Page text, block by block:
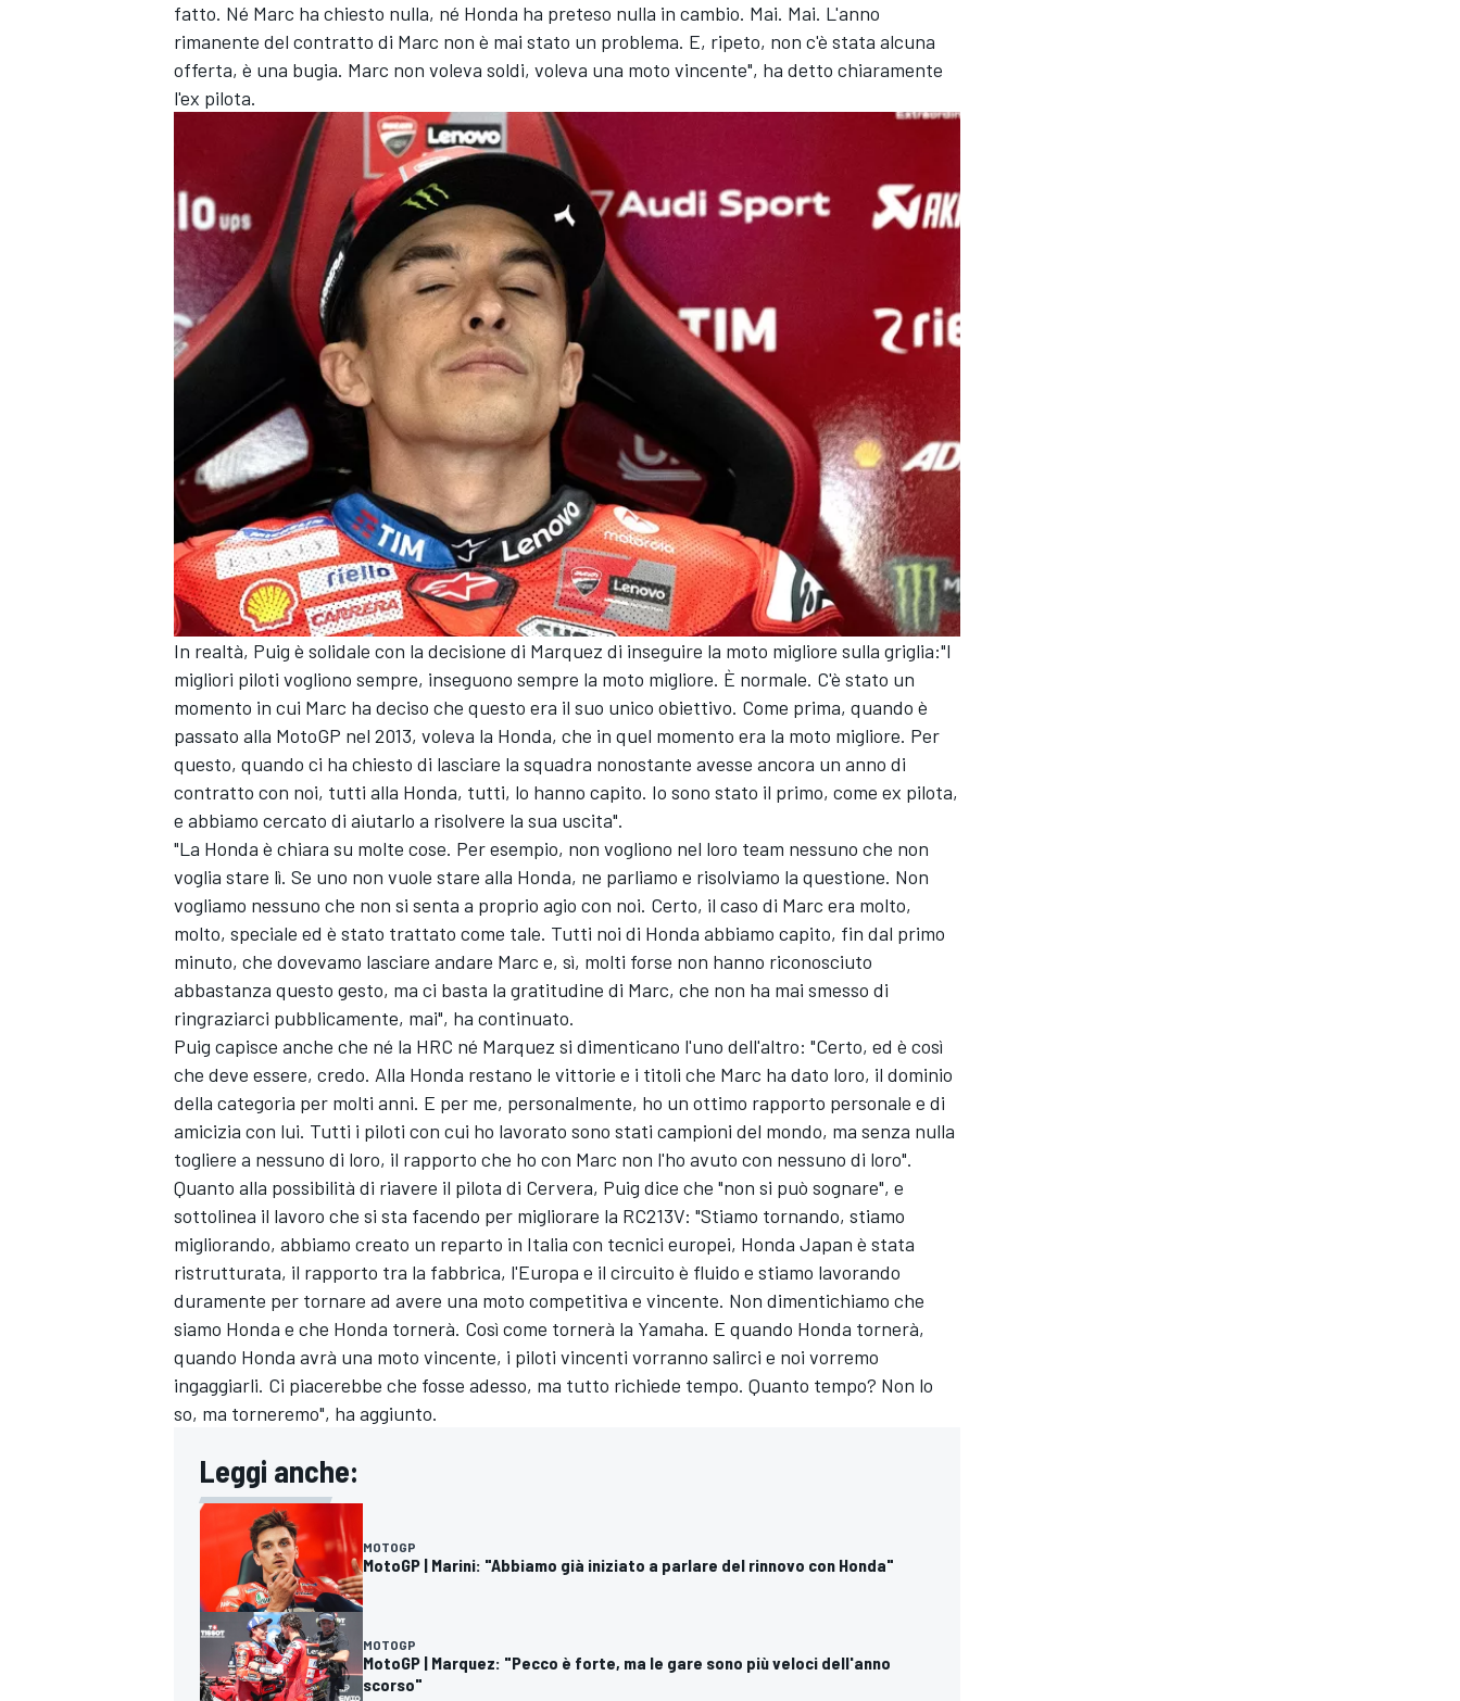
MONOMARCA
RALLY
fatto. Né Marc ha chiesto nulla, né Honda ha preteso nulla in cambio. Mai. Mai. L'anno
rimanente del contratto di Marc non è mai stato un problema. E, ripeto, non c'è stata alcuna
offerta, è una bugia. Marc non voleva soldi, voleva una moto vincente", ha detto chiaramente
l'ex pilota.
In realtà, Puig è solidale con la decisione di Marquez di inseguire la moto migliore sulla griglia:"I
migliori piloti vogliono sempre, inseguono sempre la moto migliore. È normale. C'è stato un
momento in cui Marc ha deciso che questo era il suo unico obiettivo. Come prima, quando è
passato alla MotoGP nel 2013, voleva la Honda, che in quel momento era la moto migliore. Per
questo, quando ci ha chiesto di lasciare la squadra nonostante avesse ancora un anno di
contratto con noi, tutti alla Honda, tutti, lo hanno capito. Io sono stato il primo, come ex pilota,
e abbiamo cercato di aiutarlo a risolvere la sua uscita".
"La Honda è chiara su molte cose. Per esempio, non vogliono nel loro team nessuno che non
voglia stare lì. Se uno non vuole stare alla Honda, ne parliamo e risolviamo la questione. Non
vogliamo nessuno che non si senta a proprio agio con noi. Certo, il caso di Marc era molto,
molto, speciale ed è stato trattato come tale. Tutti noi di Honda abbiamo capito, fin dal primo
minuto, che dovevamo lasciare andare Marc e, sì, molti forse non hanno riconosciuto
abbastanza questo gesto, ma ci basta la gratitudine di Marc, che non ha mai smesso di
ringraziarci pubblicamente, mai", ha continuato.
Puig capisce anche che né la HRC né Marquez si dimenticano l'uno dell'altro: "Certo, ed è così
che deve essere, credo. Alla Honda restano le vittorie e i titoli che Marc ha dato loro, il dominio
della categoria per molti anni. E per me, personalmente, ho un ottimo rapporto personale e di
amicizia con lui. Tutti i piloti con cui ho lavorato sono stati campioni del mondo, ma senza nulla
togliere a nessuno di loro, il rapporto che ho con Marc non l'ho avuto con nessuno di loro".
Quanto alla possibilità di riavere il pilota di Cervera, Puig dice che "non si può sognare", e
sottolinea il lavoro che si sta facendo per migliorare la RC213V: "Stiamo tornando, stiamo
migliorando, abbiamo creato un reparto in Italia con tecnici europei, Honda Japan è stata
ristrutturata, il rapporto tra la fabbrica, l'Europa e il circuito è fluido e stiamo lavorando
duramente per tornare ad avere una moto competitiva e vincente. Non dimentichiamo che
siamo Honda e che Honda tornerà. Così come tornerà la Yamaha. E quando Honda tornerà,
quando Honda avrà una moto vincente, i piloti vincenti vorranno salirci e noi vorremo
ingaggiarli. Ci piacerebbe che fosse adesso, ma tutto richiede tempo. Quanto tempo? Non lo
so, ma torneremo", ha aggiunto.
Leggi anche:
MOTOGP
MotoGP | Marini: "Abbiamo già iniziato a parlare del rinnovo con Honda"
MOTOGP
MotoGP | Marquez: "Pecco è forte, ma le gare sono più veloci dell'anno
scorso"